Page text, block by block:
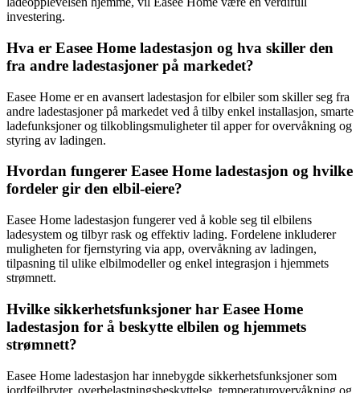
investering.
Hva er Easee Home ladestasjon og hva skiller den
fra andre ladestasjoner på markedet?
Easee Home er en avansert ladestasjon for elbiler som skiller seg fra
andre ladestasjoner på markedet ved å tilby enkel installasjon, smarte
ladefunksjoner og tilkoblingsmuligheter til apper for overvåkning og
styring av ladingen.
Hvordan fungerer Easee Home ladestasjon og hvilke
fordeler gir den elbil-eiere?
Easee Home ladestasjon fungerer ved å koble seg til elbilens
ladesystem og tilbyr rask og effektiv lading. Fordelene inkluderer
muligheten for fjernstyring via app, overvåkning av ladingen,
tilpasning til ulike elbilmodeller og enkel integrasjon i hjemmets
strømnett.
Hvilke sikkerhetsfunksjoner har Easee Home
ladestasjon for å beskytte elbilen og hjemmets
strømnett?
Easee Home ladestasjon har innebygde sikkerhetsfunksjoner som
jordfeilbryter, overbelastningsbeskyttelse, temperaturovervåkning og